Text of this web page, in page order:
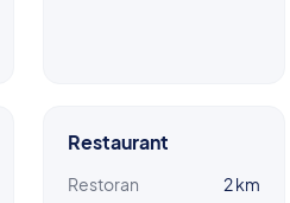
Restaurant
Restoran 2 km